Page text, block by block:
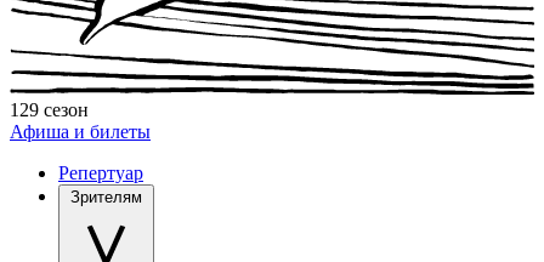
129 сезон
Афиша и билеты
Репертуар
Зрителям